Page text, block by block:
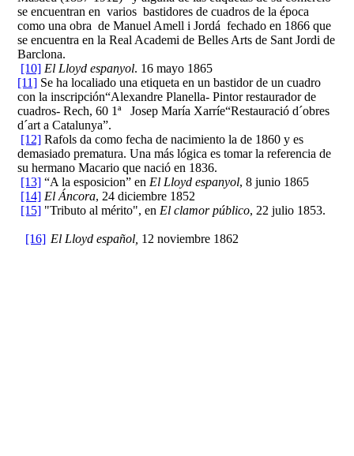
se encuentran en varios bastidores de cuadros de la época
como una obra de Manuel Amell i Jordá fechado en 1866 que
se encuentra en la Real Academi de Belles Arts de Sant Jordi de
Barclona.
[10] El Lloyd espanyol. 16 mayo 1865
[11] Se ha localiado una etiqueta en un bastidor de un cuadro
con la inscripción“Alexandre Planella- Pintor restaurador de
cuadros- Rech, 60 1ª Josep María Xarríe“Restauració d´obres
d´art a Catalunya”.
[12] Rafols da como fecha de nacimiento la de 1860 y es
demasiado prematura. Una más lógica es tomar la referencia de
su hermano Macario que nació en 1836.
[13] “A la esposicion” en El Lloyd espanyol, 8 junio 1865
[14] El Áncora, 24 diciembre 1852
[15] "Tributo al mérito", en El clamor público, 22 julio 1853.
[16] El Lloyd español, 12 noviembre 1862